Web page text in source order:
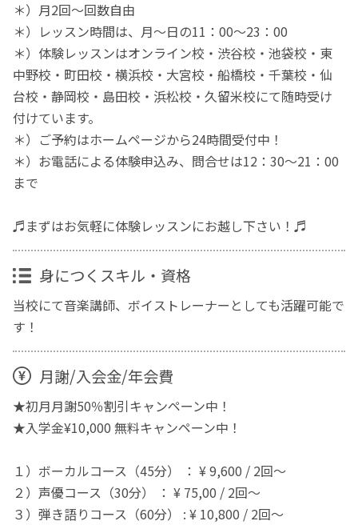
＊）月2回〜回数自由
＊）レッスン時間は、月〜日の11：00〜23：00
＊）体験レッスンはオンライン校・渋谷校・池袋校・東
中野校・町田校・横浜校・大宮校・船橋校・千葉校・仙
台校・静岡校・島田校・浜松校・久留米校にて随時受け
付けています。
＊）ご予約はホームページから24時間受付中！
＊）お電話による体験申込み、問合せは12：30〜21：00
まで
♬まずはお気軽に体験レッスンにお越し下さい！♬
身につくスキル・資格
当校にて音楽講師、ボイストレーナーとしても活躍可能で
す！
月謝/入会金/年会費
★初月月謝50％割引キャンペーン中！
★入学金¥10,000 無料キャンペーン中！
１）ボーカルコース（45分） ： ¥ 9,600 / 2回～
２）声優コース（30分） ： ¥ 75,00 / 2回～
３）弾き語りコース（60分） : ¥ 10,800 / 2回～